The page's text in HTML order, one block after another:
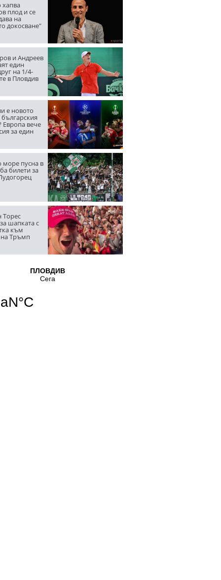
хапва
плод и се
на
докосване"
и Андреев
един
на 1/4-
в Пловдив
е новото
Европа вече
за един
море пусна в
билети за
Торес
шапката с
към
Тръмп